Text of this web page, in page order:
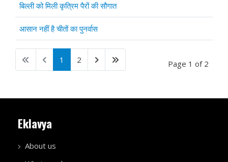
बिल्ली को मिली कृत्रिम पैरों की सौगात
आसान नहीं है चीतों का पुनर्वास
Page 1 of 2
1 2
Eklavya
About us